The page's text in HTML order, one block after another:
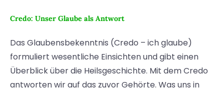
Credo: Unser Glaube als Antwort
Das Glaubensbekenntnis (Credo – ich glaube)
formuliert wesentliche Einsichten und gibt einen
Überblick über die Heilsgeschichte. Mit dem Credo
antworten wir auf das zuvor Gehörte. Was uns in